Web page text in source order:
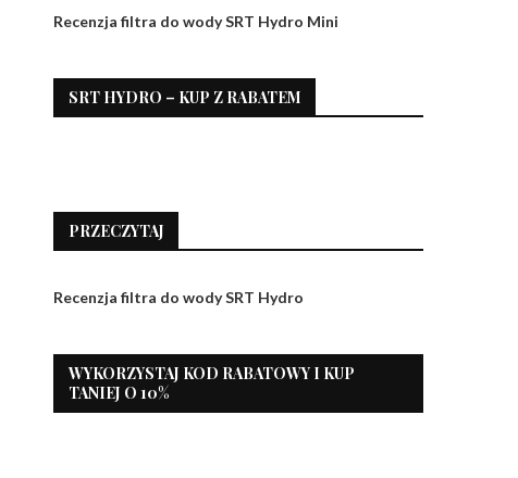
Recenzja filtra do wody SRT Hydro Mini
SRT HYDRO – KUP Z RABATEM
PRZECZYTAJ
Recenzja filtra do wody SRT Hydro
WYKORZYSTAJ KOD RABATOWY I KUP
TANIEJ O 10%